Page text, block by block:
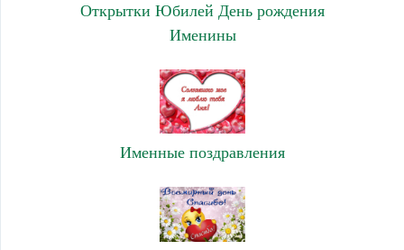
Открытки Юбилей День рождения
Именины
Именные поздравления